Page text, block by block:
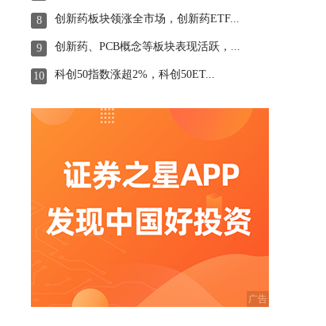
8 创新药板块领涨全市场，创新药ETF...
9 创新药、PCB概念等板块表现活跃，...
10 科创50指数涨超2%，科创50ET...